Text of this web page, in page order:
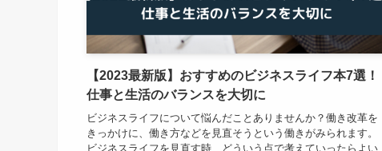
【2023最新版】おすすめのビジネスライフ本7選！
仕事と生活のバランスを大切に
ビジネスライフについて悩んだことありませんか？働き改革を
きっかけに、働き方などを見直そうという働きがみられます。
ビジネスライフを見直す時、どういう点で考えていったらよい